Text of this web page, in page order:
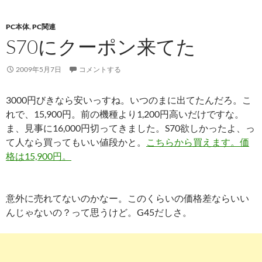
PC本体,PC関連
S70にクーポン来てた
2009年5月7日 コメントする
3000円びきなら安いっすね。いつのまに出てたんだろ。こ
れで、15,900円。前の機種より1,200円高いだけですな。
ま、見事に16,000円切ってきました。S70欲しかったよ、っ
て人なら買ってもいい値段かと。
こちらから買えます。価
格は15,900円。
意外に売れてないのかなー。このくらいの価格差ならいい
んじゃないの？って思うけど。G45だしさ。